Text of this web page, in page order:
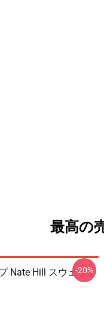
最高の
Nate Hill スウェット
-20%